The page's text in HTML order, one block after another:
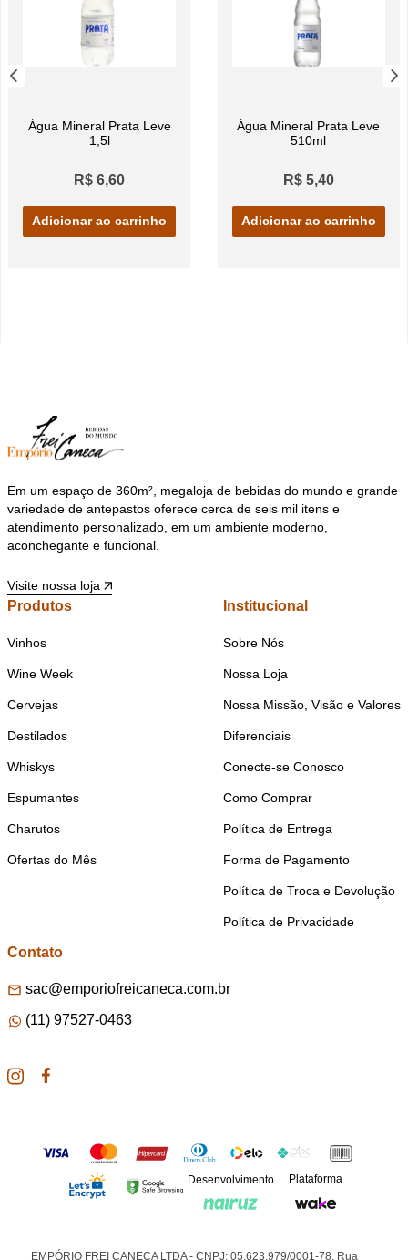
Água Mineral Prata Leve
1,5l
R$ 6,60
Adicionar ao carrinho
Água Mineral Prata Leve
510ml
R$ 5,40
Adicionar ao carrinho
Em um espaço de 360m², megaloja de bebidas do mundo e grande
variedade de antepastos oferece cerca de seis mil itens e
atendimento personalizado, em um ambiente moderno,
aconchegante e funcional.
Visite nossa loja
Produtos
Vinhos
Wine Week
Cervejas
Destilados
Whiskys
Espumantes
Charutos
Ofertas do Mês
Institucional
Sobre Nós
Nossa Loja
Nossa Missão, Visão e Valores
Diferenciais
Conecte-se Conosco
Como Comprar
Política de Entrega
Forma de Pagamento
Política de Troca e Devolução
Política de Privacidade
Contato
sac@emporiofreicaneca.com.br
(11) 97527-0463
Desenvolvimento Plataforma
EMPÓRIO FREI CANECA LTDA - CNPJ: 05.623.979/0001-78. Rua